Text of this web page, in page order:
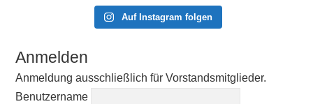
Auf Instagram folgen
Anmelden
Anmeldung ausschließlich für Vorstandsmitglieder.
Benutzername